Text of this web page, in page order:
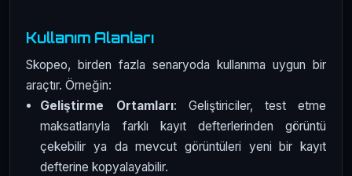
Kullanım Alanları
Skopeo, birden fazla senaryoda kullanıma uygun bir
araçtır. Örneğin:
Geliştirme Ortamları: Geliştiriciler, test etme
maksatlarıyla farklı kayıt defterlerinden görüntü
çekebilir ya da mevcut görüntüleri yeni bir kayıt
defterine kopyalayabilir.